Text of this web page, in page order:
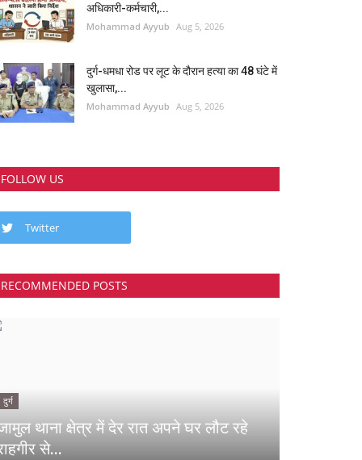
अधिकारी-कर्मचारी,...
Mohammad Ayyub Aug 5, 2026
दुर्ग-धमधा रोड पर लूट के दौरान हत्या का 48 घंटे में
खुलासा,...
Mohammad Ayyub Aug 5, 2026
FOLLOW US
Twitter
RECOMMENDED POSTS
दुर्ग
थाना क्षेत्र में देर रात अपने घर लौट रहे
से...